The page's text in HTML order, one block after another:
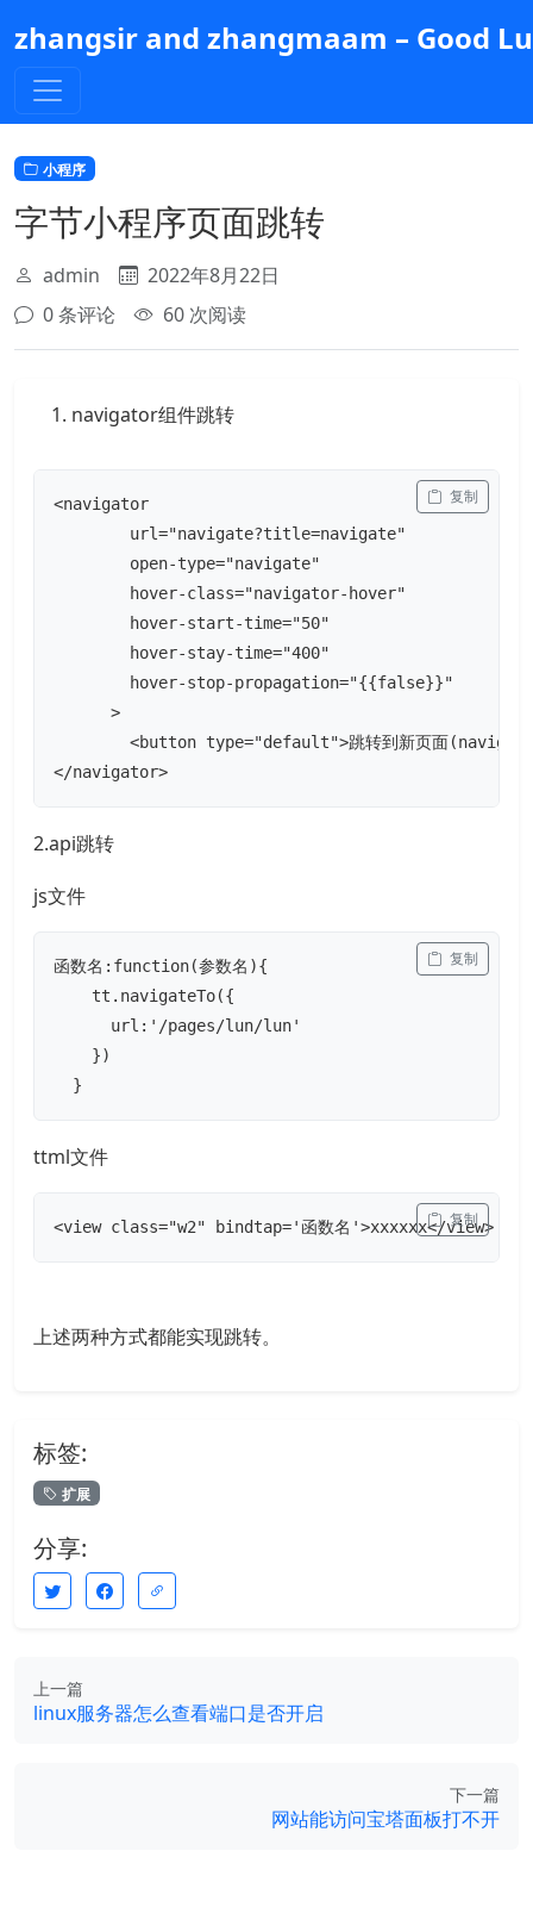
到
主
内
容
zhangsir and zhangmaam – Good
小程序
字节小程序页面跳转
admin
2022年8月22日
0 条评论
60 次阅读
navigator组件跳转
<navigator
url="navigate?title=navigate"
open-type="navigate"
hover-class="navigator-hover"
hover-start-time="50"
hover-stay-time="400"
hover-stop-propagation="{{false}}"
>
<button type="default">跳转到新页面(navigate
</navigator>
复制
2.api跳转
js文件
函数名:function(参数名){
tt.navigateTo({
url:'/pages/lun/lun'
})
}
复制
ttml文件
<view class="w2" bindtap='函数名'>xxxxxx</view>
复制
上述两种方式都能实现跳转。
标签:
扩展
分享:
上一篇
linux服务器怎么查看端口是否开启
下一篇
网站能访问宝塔面板打不开